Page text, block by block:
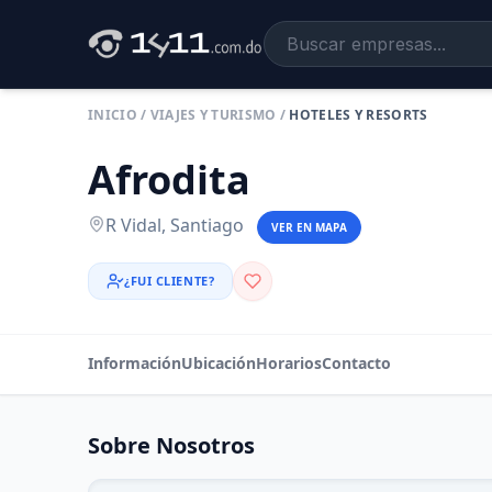
INICIO / VIAJES Y TURISMO / HOTELES Y RESORTS
Afrodita
R Vidal, Santiago VER EN MAPA
¿FUI CLIENTE?
InformaciónUbicaciónHorariosContacto
Sobre Nosotros